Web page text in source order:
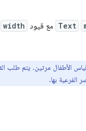
Text مع قيود width
الأطفال مرتين. يتم طلب
الفرعية بها.